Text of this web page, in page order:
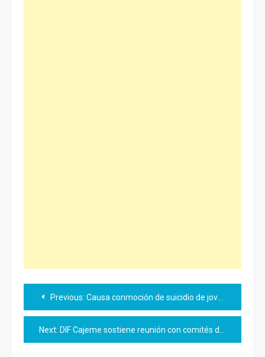
Navegación
de
entradas
Previous: Causa conmoción de suicidio de jovencita de 14 años en Hermosillo; lo anunció en redes
Next: DIF Cajeme sostiene reunión con comités de desayunos escolares